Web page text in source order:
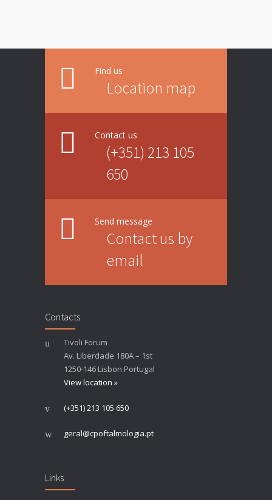
Find us
Location map
Contact us
(+351) 213 105
650
Send message
Contact us by
email
Contacts
Tivoli Forum
Av. Liberdade 180A – 1st
1250-146 Lisbon Portugal
View location »
(+351) 213 105 650
geral@cpoftalmologia.pt
Links